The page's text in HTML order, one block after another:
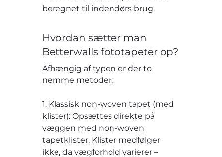
beregnet til indendørs brug.
Hvordan sætter man
Betterwalls fototapeter op?
Afhængig af typen er der to
nemme metoder:
1. Klassisk non-woven tapet (med
klister): Opsættes direkte på
væggen med non-woven
tapetklister. Klister medfølger
ikke, da vægforhold varierer –